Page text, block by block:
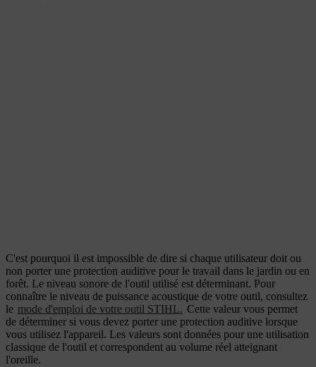
C'est pourquoi il est impossible de dire si chaque utilisateur doit ou
non porter une protection auditive pour le travail dans le jardin ou en
forêt. Le niveau sonore de l'outil utilisé est déterminant. Pour
connaître le niveau de puissance acoustique de votre outil, consultez
le mode d'emploi de votre outil STIHL. Cette valeur vous permet
de déterminer si vous devez porter une protection auditive lorsque
vous utilisez l'appareil. Les valeurs sont données pour une utilisation
classique de l'outil et correspondent au volume réel atteignant
l'oreille.